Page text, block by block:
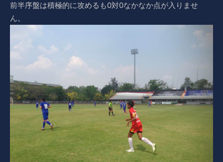
前半序盤は積極的に攻めるも0対0なかなか点が入りませ
ん。